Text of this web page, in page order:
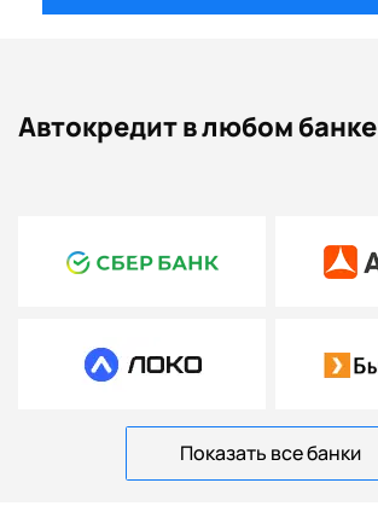
Автокредит в любом банке
Показать все банки